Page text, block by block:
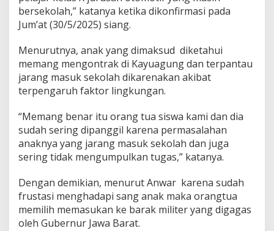
bersekolah,” katanya ketika dikonfirmasi pada
Jum’at (30/5/2025) siang.
Menurutnya, anak yang dimaksud diketahui
memang mengontrak di Kayuagung dan terpantau
jarang masuk sekolah dikarenakan akibat
terpengaruh faktor lingkungan.
“Memang benar itu orang tua siswa kami dan dia
sudah sering dipanggil karena permasalahan
anaknya yang jarang masuk sekolah dan juga
sering tidak mengumpulkan tugas,” katanya.
Dengan demikian, menurut Anwar karena sudah
frustasi menghadapi sang anak maka orangtua
memilih memasukan ke barak militer yang digagas
oleh Gubernur Jawa Barat.